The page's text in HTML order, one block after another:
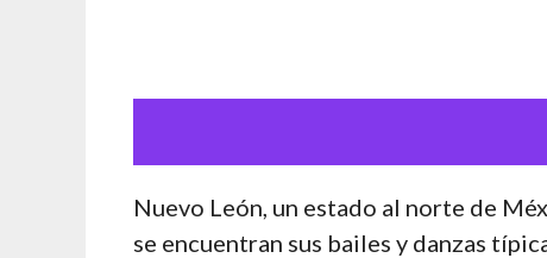
Nuevo León, un estado al norte de
se encuentran sus bailes y danzas